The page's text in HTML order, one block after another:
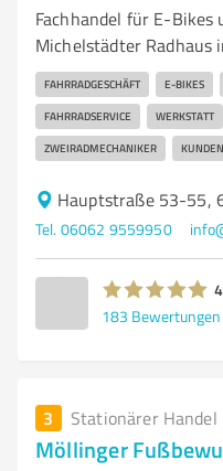
Fachhandel für E-Bikes
Michelstädter Radhaus
FAHRRADGESCHÄFT E-BIKES
FAHRRADSERVICE WERKSTATT
ZWEIRADMECHANIKER
Hauptstraße 53-55,
Tel. 06062 9559950
183 Bewertungen
3 Stationärer Handel
Möllinger